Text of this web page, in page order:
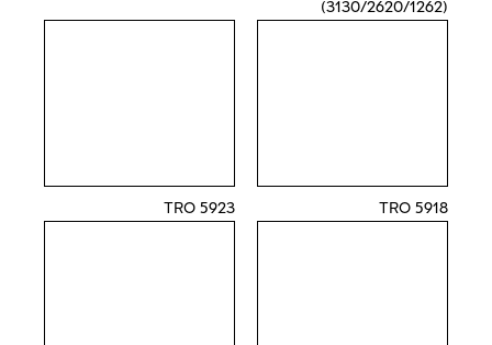
(3130/2620/1262)
5918 TRO
5923 TRO